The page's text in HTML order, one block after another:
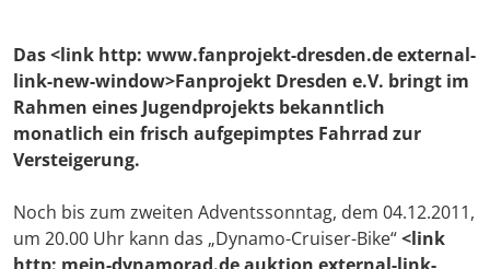
Das<link http: www.fanprojekt-dresden.de external-
link-new-window>Fanprojekt Dresden e.V. bringt im
Rahmen eines Jugendprojekts bekanntlich
monatlich ein frisch aufgepimptes Fahrrad zur
Versteigerung.
Noch bis zum zweiten Adventssonntag, dem 04.12.2011,
um 20.00 Uhr kann das „Dynamo-Cruiser-Bike“<link